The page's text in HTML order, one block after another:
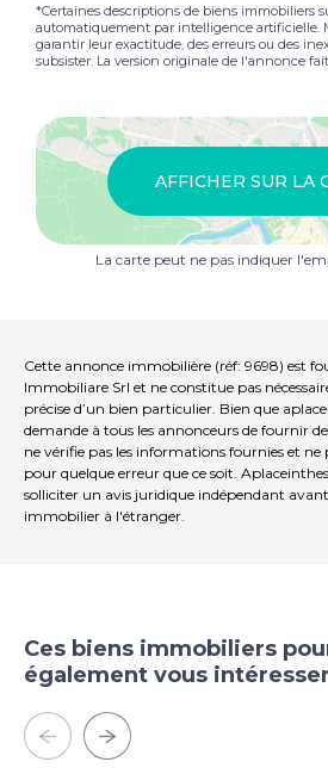
ÉTAT DE RÉPARATION
La propriété présente des finitions
classique de l'architecture de la
structures porteuses ont été
reconstruites, assurant une
et durable tout en préservant le
traditionnel. Les murs et les
lisse, maintenus en parfait état, et
contribuent à un espace lumineux
avec tout style de décoration
intérieures sont en bois avec une
les fenêtres sont dotées de
isolation haute performance,
thermique et acoustique efficace,
et la convivialité. Les fenêtres
l'extérieur, ce qui favorise une
tons neutres, soulignant la
discrète. À l'extérieur, le spacieux
environnant est soigneusement
de plantes à fleurs et
*Certaines descriptions de biens immobiliers
automatiquement par intelligence artificielle.
garantir leur exactitude, des erreurs ou des
subsister. La version originale de l'annonce
AFFICHER SUR LA
La carte peut ne pas indiquer
Cette annonce immobilière (réf: 9698) est
Immobiliare Srl et ne constitue pas
précise d’un bien particulier. Bien que
demande à tous les annonceurs de fournir
ne vérifie pas les informations fournies et
pour quelque erreur que ce soit.
solliciter un avis juridique indépendant
immobilier à l'étranger.
Ces biens immobiliers
également vous intéresser